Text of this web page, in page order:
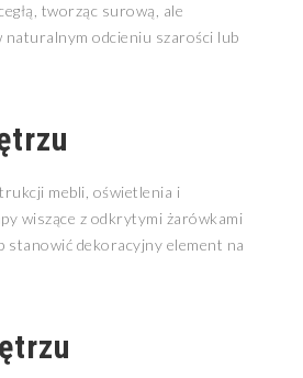
tworząc surową, ale
naturalnym odcieniu szarości lub
mebli, oświetlenia i
wiszące z odkrytymi żarówkami
stanowić dekoracyjny element na